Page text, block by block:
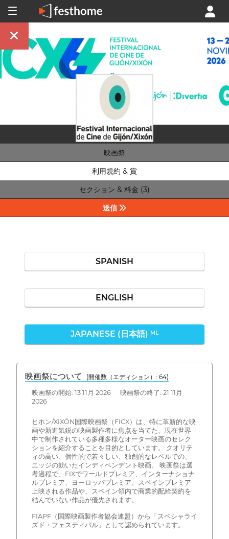
映画祭
利用規約 & 賞
セクション & 料金 (3)
送信
SPANISH
ENGLISH
JAPANESE (日本語) ML
映画祭について (開催数（エディション）: 64)
映画祭の開始: 13 11月 2026 映画祭の終了: 21 11月
2026
ヒホン/XIXÓN国際映画祭（FICX）は、特に革新的な映
画や新進気鋭の映画製作者に焦点を当てた、現在世界
中で制作されている多種多様なオーター映画のセレク
ションを紹介することを目的としています。 クオリテ
ィの高い、個性的で若々しい、独創的なレベルでの、
エッジの効いたインディペンデント映画。 映画祭は選
考過程で、FIXでワールドプレミア、インターナショナ
ルプレミア、ヨーロッパプレミア、スペインプレミア
上映される作品や、スペイン領内で商業的配給契約を
結んでいない作品が優先されます。
FIAPF（国際映画製作者協会連盟）から「スペシャライ
ズド・フェスティバル」として認められています。